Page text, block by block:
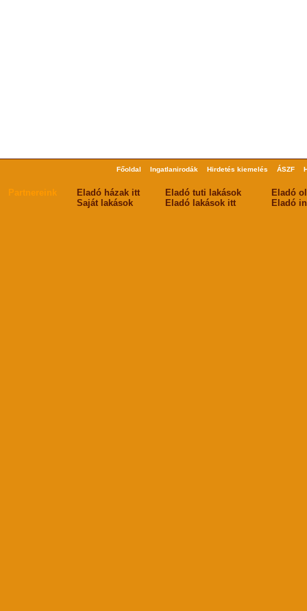
Főoldal Ingatlanirodák Hirdetés kiemelés ÁSZF
Partnereink Eladó házak itt Eladó tuti lakások
Eladó
Saját lakások
Eladó lakások itt Eladó